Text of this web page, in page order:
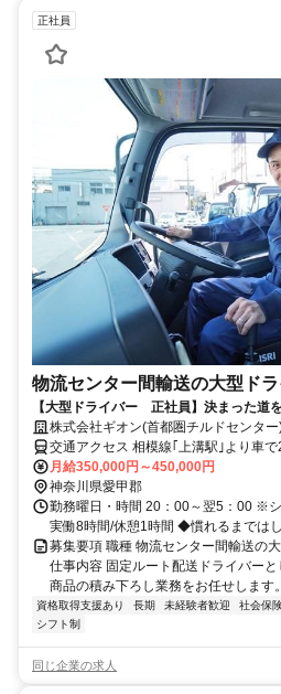
正社員
物流センター間輸送の大型ド
【大型ドライバー 正社員】決まった道
べる。安定×自由な働き方
株式会社ギオン(首都圏チルドセンター
交通アクセス 相模線｢上溝駅｣より車
月給350,000円～450,000円
神奈川県愛甲郡
勤務曜日・時間 20：00～翌5：00 ※
実働8時間/休憩1時間 ◆慣れるまでは
募集要項 職種 物流センター間輸送の
仕事内容 固定ルート配送ドライバー
商品の積み下ろし業務をお任せします
資格取得支援あり 長期 未経験者歓迎 社会保
シフト制
同じ企業の求人